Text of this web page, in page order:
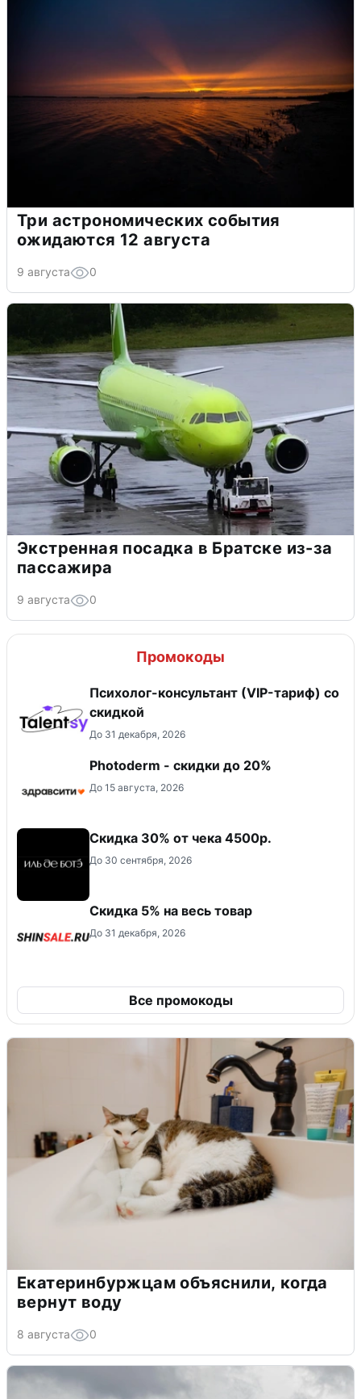
Три астрономических события
ожидаются 12 августа
9 августа 0
Экстренная посадка в Братске из-за
пассажира
9 августа 0
Промокоды
Психолог-консультант (VIP-тариф) со
скидкой
До 31 декабря, 2026
Photoderm - скидки до 20%
До 15 августа, 2026
Скидка 30% от чека 4500р.
До 30 сентября, 2026
Скидка 5% на весь товар
До 31 декабря, 2026
Все промокоды
Екатеринбуржцам объяснили, когда
вернут воду
8 августа 0